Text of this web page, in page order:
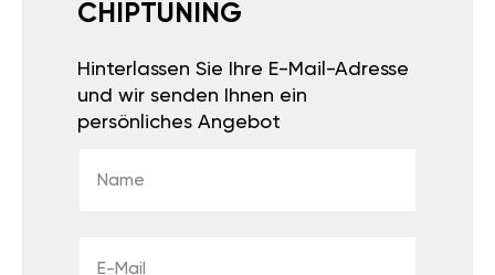
CHIPTUNING
Hinterlassen Sie Ihre E-Mail-Adresse
und wir senden Ihnen ein
persönliches Angebot